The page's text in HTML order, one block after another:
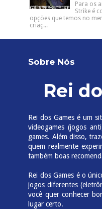
Para os
Strike é
opções que temos no
criaç...
Sobre Nós
Rei
Rei dos Games é um
videogames (jogos
games. Além disso,
quem realmente
também boas
Rei dos Games é o
jogos diferentes
você quer conhecer
lugar certo.